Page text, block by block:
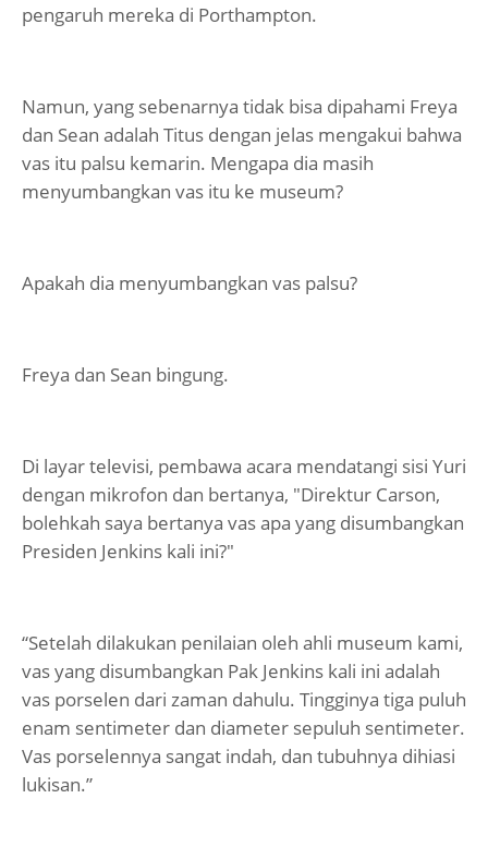
pengaruh mereka di Porthampton.
Namun, yang sebenarnya tidak bisa dipahami Freya
dan Sean adalah Titus dengan jelas mengakui bahwa
vas itu palsu kemarin. Mengapa dia masih
menyumbangkan vas itu ke museum?
Apakah dia menyumbangkan vas palsu?
Freya dan Sean bingung.
Di layar televisi, pembawa acara mendatangi sisi Yuri
dengan mikrofon dan bertanya, "Direktur Carson,
bolehkah saya bertanya vas apa yang disumbangkan
Presiden Jenkins kali ini?"
“Setelah dilakukan penilaian oleh ahli museum kami,
vas yang disumbangkan Pak Jenkins kali ini adalah
vas porselen dari zaman dahulu. Tingginya tiga puluh
enam sentimeter dan diameter sepuluh sentimeter.
Vas porselennya sangat indah, dan tubuhnya dihiasi
lukisan.”